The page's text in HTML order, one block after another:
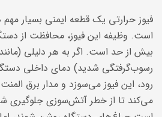
فیوز حرارتی یک قطعه ایمنی بسیار
است. وظیفه این فیوز، محافظت از
بیش از حد است. اگر به هر دلیلی
رسوب‌گرفتگی شدید) دمای داخلی
رود، این فیوز می‌سوزد و مدار برق
می‌کند تا از خطر آتش‌سوزی جلوگیری